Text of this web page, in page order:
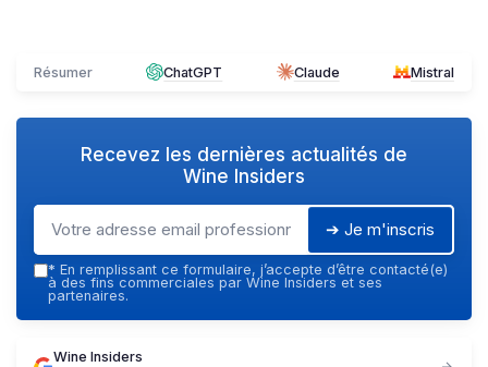
Résumer ChatGPT Claude Mistral
Recevez les dernières actualités de
Wine Insiders
➔ Je m'inscris
* En remplissant ce formulaire, j’accepte d’être contacté(e)
à des fins commerciales par Wine Insiders et ses
partenaires.
Wine Insiders